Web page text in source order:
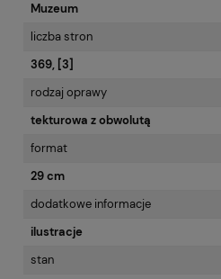
Muzeum
liczba stron
369, [3]
rodzaj oprawy
tekturowa z obwolutą
format
29 cm
dodatkowe informacje
ilustracje
stan